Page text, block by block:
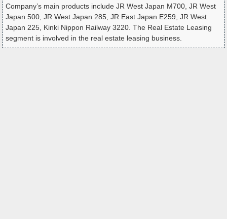
Company’s main products include JR West Japan M700, JR West
Japan 500, JR West Japan 285, JR East Japan E259, JR West
Japan 225, Kinki Nippon Railway 3220. The Real Estate Leasing
segment is involved in the real estate leasing business.